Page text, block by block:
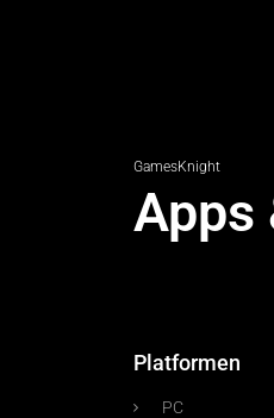
GamesKnight
Apps
Platformen
PC